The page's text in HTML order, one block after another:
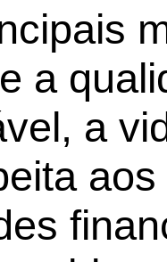
a
a